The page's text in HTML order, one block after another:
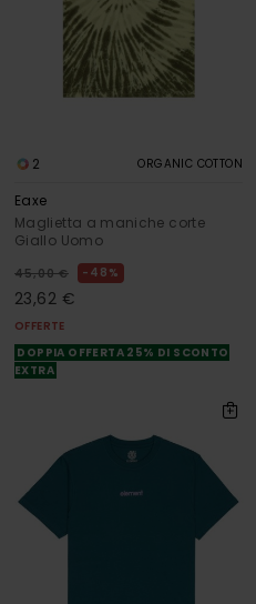
2 ORGANIC COTTON
Eaxe
Maglietta a maniche corte
Giallo Uomo
45,00 € 48%
23,62 €
OFFERTE
DOPPIA OFFERTA 25% DI SCONTO
EXTRA